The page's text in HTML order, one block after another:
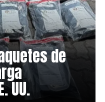
de
UU.